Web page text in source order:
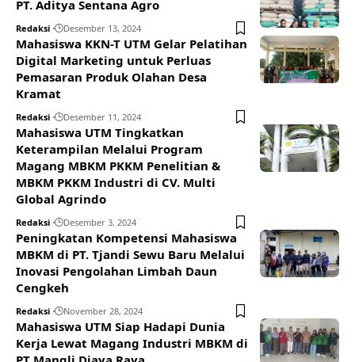
PT. Aditya Sentana Agro
Redaksi Desember 13, 2024
Mahasiswa KKN-T UTM Gelar Pelatihan
Digital Marketing untuk Perluas
Pemasaran Produk Olahan Desa
Kramat
Redaksi Desember 11, 2024
Mahasiswa UTM Tingkatkan
Keterampilan Melalui Program
Magang MBKM PKKM Penelitian &
MBKM PKKM Industri di CV. Multi
Global Agrindo
Redaksi Desember 3, 2024
Peningkatan Kompetensi Mahasiswa
MBKM di PT. Tjandi Sewu Baru Melalui
Inovasi Pengolahan Limbah Daun
Cengkeh
Redaksi November 28, 2024
Mahasiswa UTM Siap Hadapi Dunia
Kerja Lewat Magang Industri MBKM di